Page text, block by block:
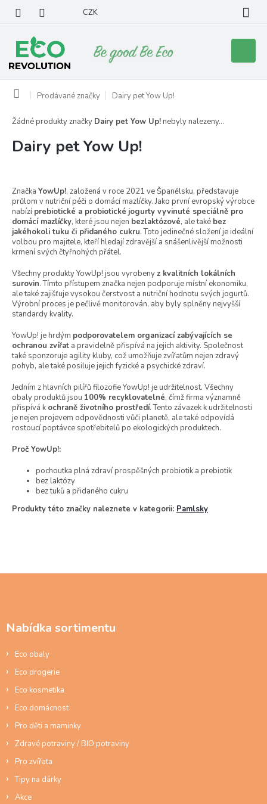
obsah
CZK
košík
Domů Prodávané značky Dairy pet Yow Up!
Dairy pet Yow Up!
Značka YowUp!, založená v roce 2021 ve Španělsku, představuje
průlom v nutriční péči o domácí mazlíčky. Jako první evropský výrobce
nabízí prebiotické a probiotické jogurty vyvinuté speciálně pro
domácí mazlíčky, které jsou nejen bezlaktózové, ale také bez
jakéhokoli tuku či přidaného cukru. Toto jedinečné složení je ideální
volbou pro majitele, kteří hledají zdravější a snášenlivější možnosti
krmení svých čtyřnohých přátel.
Všechny produkty YowUp! jsou vyrobenyz kvalitních lokálních
surovin. Tímto přístupem značka nejen podporuje místní ekonomiku,
ale také zajišťuje vysokou čerstvost a nutriční hodnotu svých jogurtů.
Výrobní proces je pečlivě monitorován, aby byly splněny nejvyšší
standardy kvality.
YowUp! je hrdým podporovatelem organizací zabývajících se
ochranou zvířat a pravidelně přispívá na jejich aktivity. Společnost
také sponzoruje agility kluby, což umožňuje zvířatům nejen zdravý
pohyb, ale také posiluje jejich fyzické a psychické zdraví.
Jedním z hlavních pilířů filozofie YowUp! je udržitelnost. Všechny
obaly produktů jsou 100% recyklovatelné, čímž firma významně
přispívá k ochraně životního prostředí. Tento závazek k udržitelnosti
je nejen projevem odpovědnosti vůči planetě, ale také odpovídá
rostoucí poptávce spotřebitelů po ekologických produktech.
Proč YowUp!:
pochoutka plná zdraví prospěšných probiotik a prebiotik
bez laktózy
bez tuků a přidaného cukru
Produkty této značky naleznete v kategorii: Pamlsky
Žádné produkty značky Dairy pet Yow Up! nebyly nalezeny...
Nabídka sortimentu
Eco obaly
Eco drogerie
Eco kosmetika
Eco domácnost
Pro děti a maminky
Zdravé potraviny / BIO potraviny
Pro zvířata
Tipy na dárky
Akce